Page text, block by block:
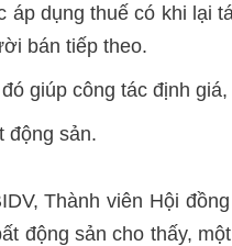
dụng thuế có khi
bán tiếp theo.
giúp công tác định
động sản.
Thành viên Hội
động sản cho thấy,